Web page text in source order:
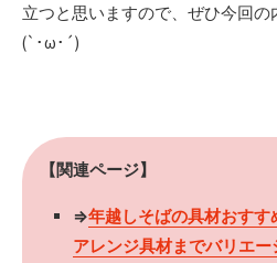
立つと思いますので、ぜひ今回の
(`･ω･´)
【関連ページ】
⇒年越しそばの具材おす
アレンジ具材までバリエ